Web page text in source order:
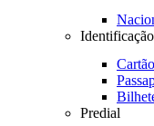
Identificação
Predial